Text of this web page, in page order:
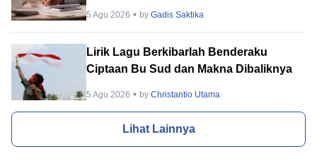
5 Agu 2026 byGadis Saktika
Lirik Lagu Berkibarlah Benderaku
Ciptaan Bu Sud dan Makna Dibaliknya
5 Agu 2026 byChristantio Utama
Lihat Lainnya